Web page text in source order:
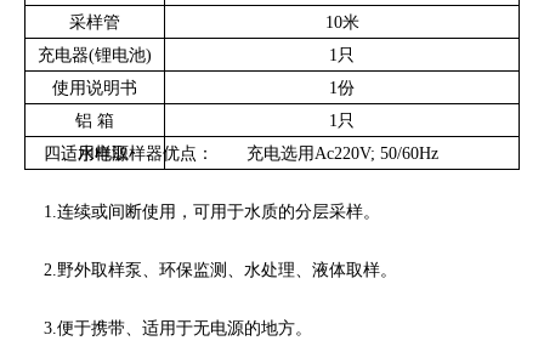
采样管
10米
充电器(锂电池)
1只
使用说明书
1份
铝 箱
1只
适用电源
充电选用Ac220V; 50/60Hz
四、水样取样器优点：
1.连续或间断使用，可用于水质的分层采样。
2.野外取样泵、环保监测、水处理、液体取样。
3.便于携带、适用于无电源的地方。